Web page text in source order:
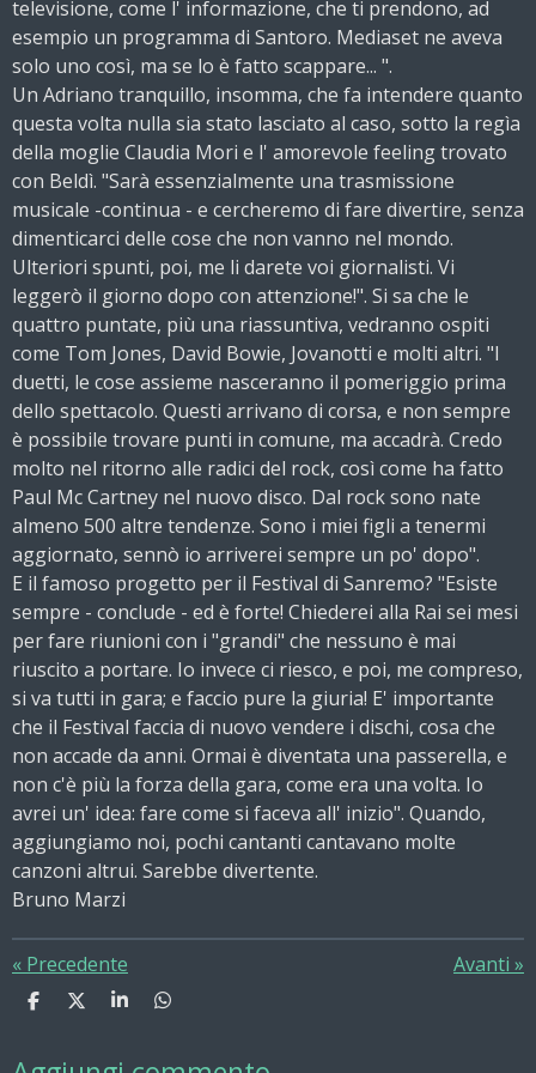
televisione, come l' informazione, che ti prendono, ad
esempio un programma di Santoro. Mediaset ne aveva
solo uno così, ma se lo è fatto scappare... ".
Un Adriano tranquillo, insomma, che fa intendere quanto
questa volta nulla sia stato lasciato al caso, sotto la regìa
della moglie Claudia Mori e l' amorevole feeling trovato
con Beldì. "Sarà essenzialmente una trasmissione
musicale -continua - e cercheremo di fare divertire, senza
dimenticarci delle cose che non vanno nel mondo.
Ulteriori spunti, poi, me li darete voi giornalisti. Vi
leggerò il giorno dopo con attenzione!". Si sa che le
quattro puntate, più una riassuntiva, vedranno ospiti
come Tom Jones, David Bowie, Jovanotti e molti altri. "I
duetti, le cose assieme nasceranno il pomeriggio prima
dello spettacolo. Questi arrivano di corsa, e non sempre
è possibile trovare punti in comune, ma accadrà. Credo
molto nel ritorno alle radici del rock, così come ha fatto
Paul Mc Cartney nel nuovo disco. Dal rock sono nate
almeno 500 altre tendenze. Sono i miei figli a tenermi
aggiornato, sennò io arriverei sempre un po' dopo".
E il famoso progetto per il Festival di Sanremo? "Esiste
sempre - conclude - ed è forte! Chiederei alla Rai sei mesi
per fare riunioni con i "grandi" che nessuno è mai
riuscito a portare. Io invece ci riesco, e poi, me compreso,
si va tutti in gara; e faccio pure la giuria! E' importante
che il Festival faccia di nuovo vendere i dischi, cosa che
non accade da anni. Ormai è diventata una passerella, e
non c'è più la forza della gara, come era una volta. Io
avrei un' idea: fare come si faceva all' inizio". Quando,
aggiungiamo noi, pochi cantanti cantavano molte
canzoni altrui. Sarebbe divertente.
Bruno Marzi
« Precedente Avanti »
C
d
C
d
C
d
C
d